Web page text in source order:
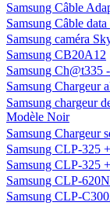
Samsung Câble
Samsung Câble
Samsung caméra
Samsung CB20A12
Samsung Ch@t335
Samsung Chargeur
Samsung chargeur
Modèle Noir
Samsung Chargeur
Samsung CLP-325
Samsung CLP-325
Samsung CLP-
Samsung CLP-